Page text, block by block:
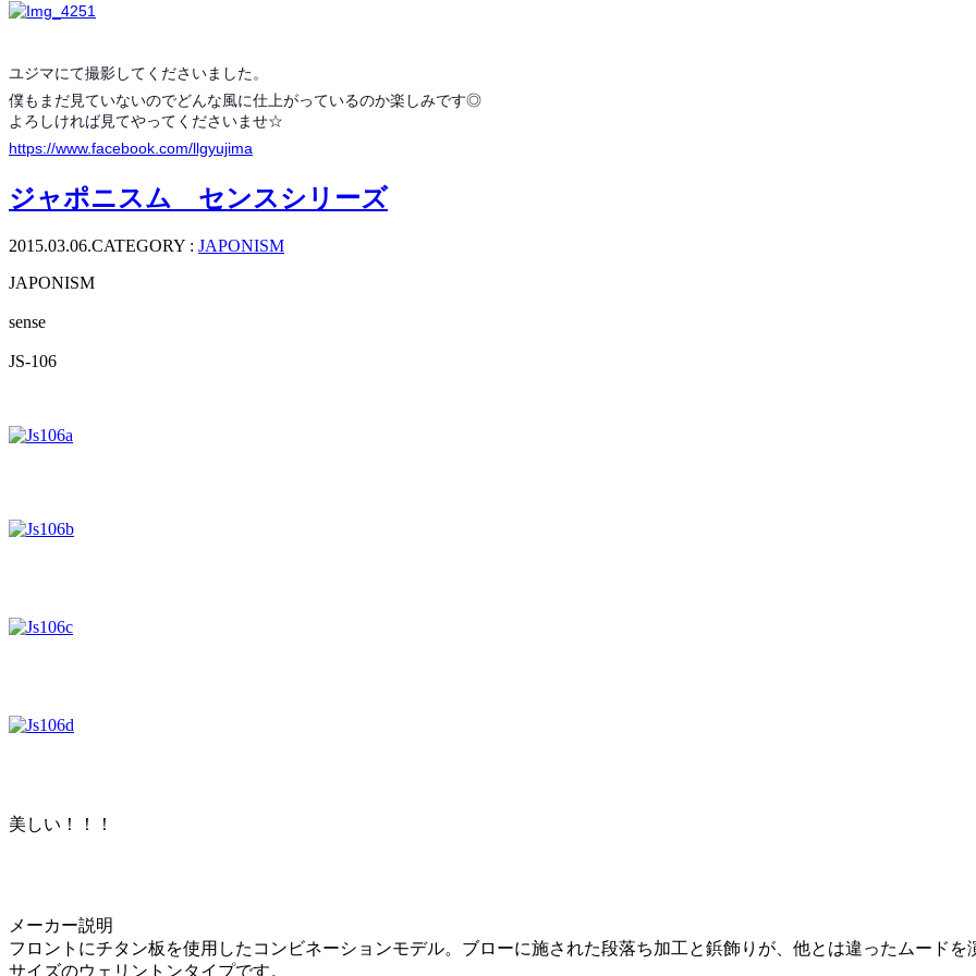
ユジマにて撮影してくださいました。
僕もまだ見ていないのでどんな風に仕上がっているのか楽しみです◎
よろしければ見てやってくださいませ☆
https://www.facebook.com/llgyujima
ジャポニスム センスシリーズ
2015.03.06.CATEGORY : JAPONISM
JAPONISM
sense
JS-106
美しい！！！
メーカー説明
フロントにチタン板を使用したコンビネーションモデル。ブローに施された段落ち加工と鋲飾りが、他とは違ったムード
サイズのウェリントンタイプです。